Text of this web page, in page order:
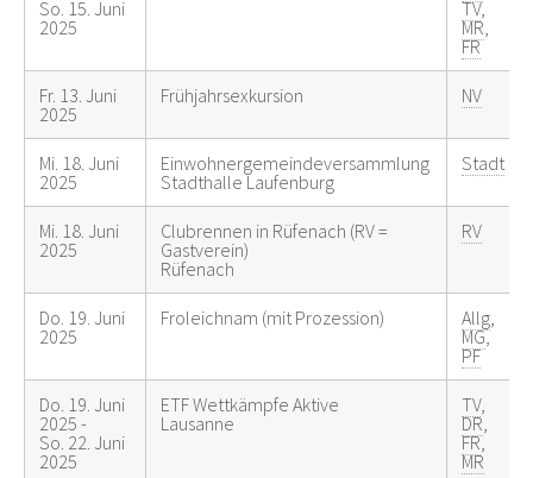
So. 15. Juni
2025
TV,
MR
FR
Fr. 13. Juni
2025
Frühjahrsexkursion NV
Mi. 18. Juni
2025
Einwohnergemeindeversammlung
Stadthalle Laufenburg
Stadt
Mi. 18. Juni
2025
Clubrennen in Rüfenach (RV =
Gastverein)
Rüfenach
RV
Do. 19. Juni
2025
Froleichnam (mit Prozession) Allg
MG,
PF
Do. 19. Juni
2025 -
So. 22. Juni
2025
ETF Wettkämpfe Aktive
Lausanne
TV,
DR
FR,
MR